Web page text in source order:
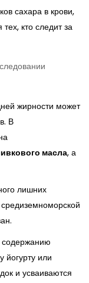
сахара в крови,
кто следит за
жирности может
В
масла, а
лишних
содержанию
йогурту или
и усваиваются